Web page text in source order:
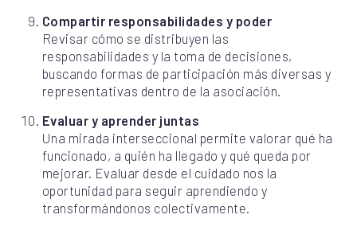
Compartir responsabilidades y poder
Revisar cómo se distribuyen las
responsabilidades y la toma de decisiones,
buscando formas de participación más diversas y
representativas dentro de la asociación.
Evaluar y aprender juntas
Una mirada interseccional permite valorar qué ha
funcionado, a quién ha llegado y qué queda por
mejorar. Evaluar desde el cuidado nos la
oportunidad para seguir aprendiendo y
transformándonos colectivamente.